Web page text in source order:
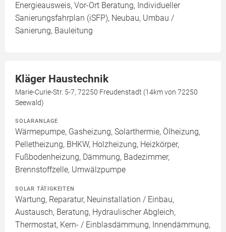
Energieausweis, Vor-Ort Beratung, Individueller
Sanierungsfahrplan (iSFP), Neubau, Umbau /
Sanierung, Bauleitung
Kläger Haustechnik
Marie-Curie-Str. 5-7, 72250 Freudenstadt (14km von 72250
Seewald)
SOLARANLAGE
Wärmepumpe, Gasheizung, Solarthermie, Ölheizung,
Pelletheizung, BHKW, Holzheizung, Heizkörper,
Fußbodenheizung, Dämmung, Badezimmer,
Brennstoffzelle, Umwälzpumpe
SOLAR TÄTIGKEITEN
Wartung, Reparatur, Neuinstallation / Einbau,
Austausch, Beratung, Hydraulischer Abgleich,
Thermostat, Kern- / Einblasdämmung, Innendämmung,